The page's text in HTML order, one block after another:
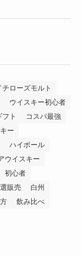
チローズモルト
ウイスキー初心者
フト
コスパ最強
ー
ハイボール
ウイスキー
初心者
販売
白州
飲み比べ